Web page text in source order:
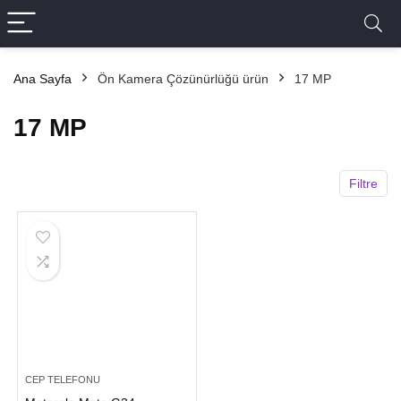
Ana Sayfa Ön Kamera Çözünürlüğü ürün 17 MP
17 MP
Filtre
CEP TELEFONU